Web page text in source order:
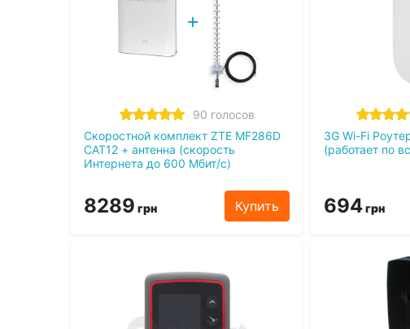
90 голосов
Скоростной комплект ZTE MF286D
CAT12 + антенна (cкорость
Интернета до 600 Мбит/с)
8289 грн Купить
3G Wi-Fi
(работает по
694грн